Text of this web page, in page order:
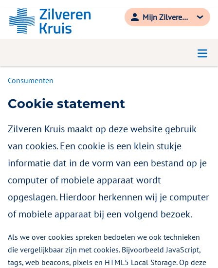
Mijn Zilveren Kruis
Consumenten
Cookie statement
Zilveren Kruis maakt op deze website gebruik
van cookies. Een cookie is een klein stukje
informatie dat in de vorm van een bestand op je
computer of mobiele apparaat wordt
opgeslagen. Hierdoor herkennen wij je computer
of mobiele apparaat bij een volgend bezoek.
Als we over cookies spreken bedoelen we ook technieken
die vergelijkbaar zijn met cookies. Bijvoorbeeld JavaScript,
tags, web beacons, pixels en HTML5 Local Storage. Op deze